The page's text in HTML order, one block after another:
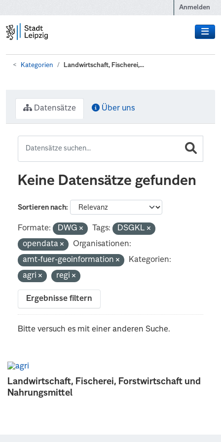
Anmelden
Kategorien Landwirtschaft, Fischerei,...
Landwirtschaft, Fischerei, Forstwirtschaft und
Nahrungsmittel
Datensätze Über uns
Keine Datensätze gefunden
Sortieren nach
Formate: DWG Tags:
DSGKL
opendata
Organisationen:
amt-fuer-geoinformation
Kategorien:
agri
regi
Ergebnisse filtern
Bitte versuch es mit einer anderen Suche.